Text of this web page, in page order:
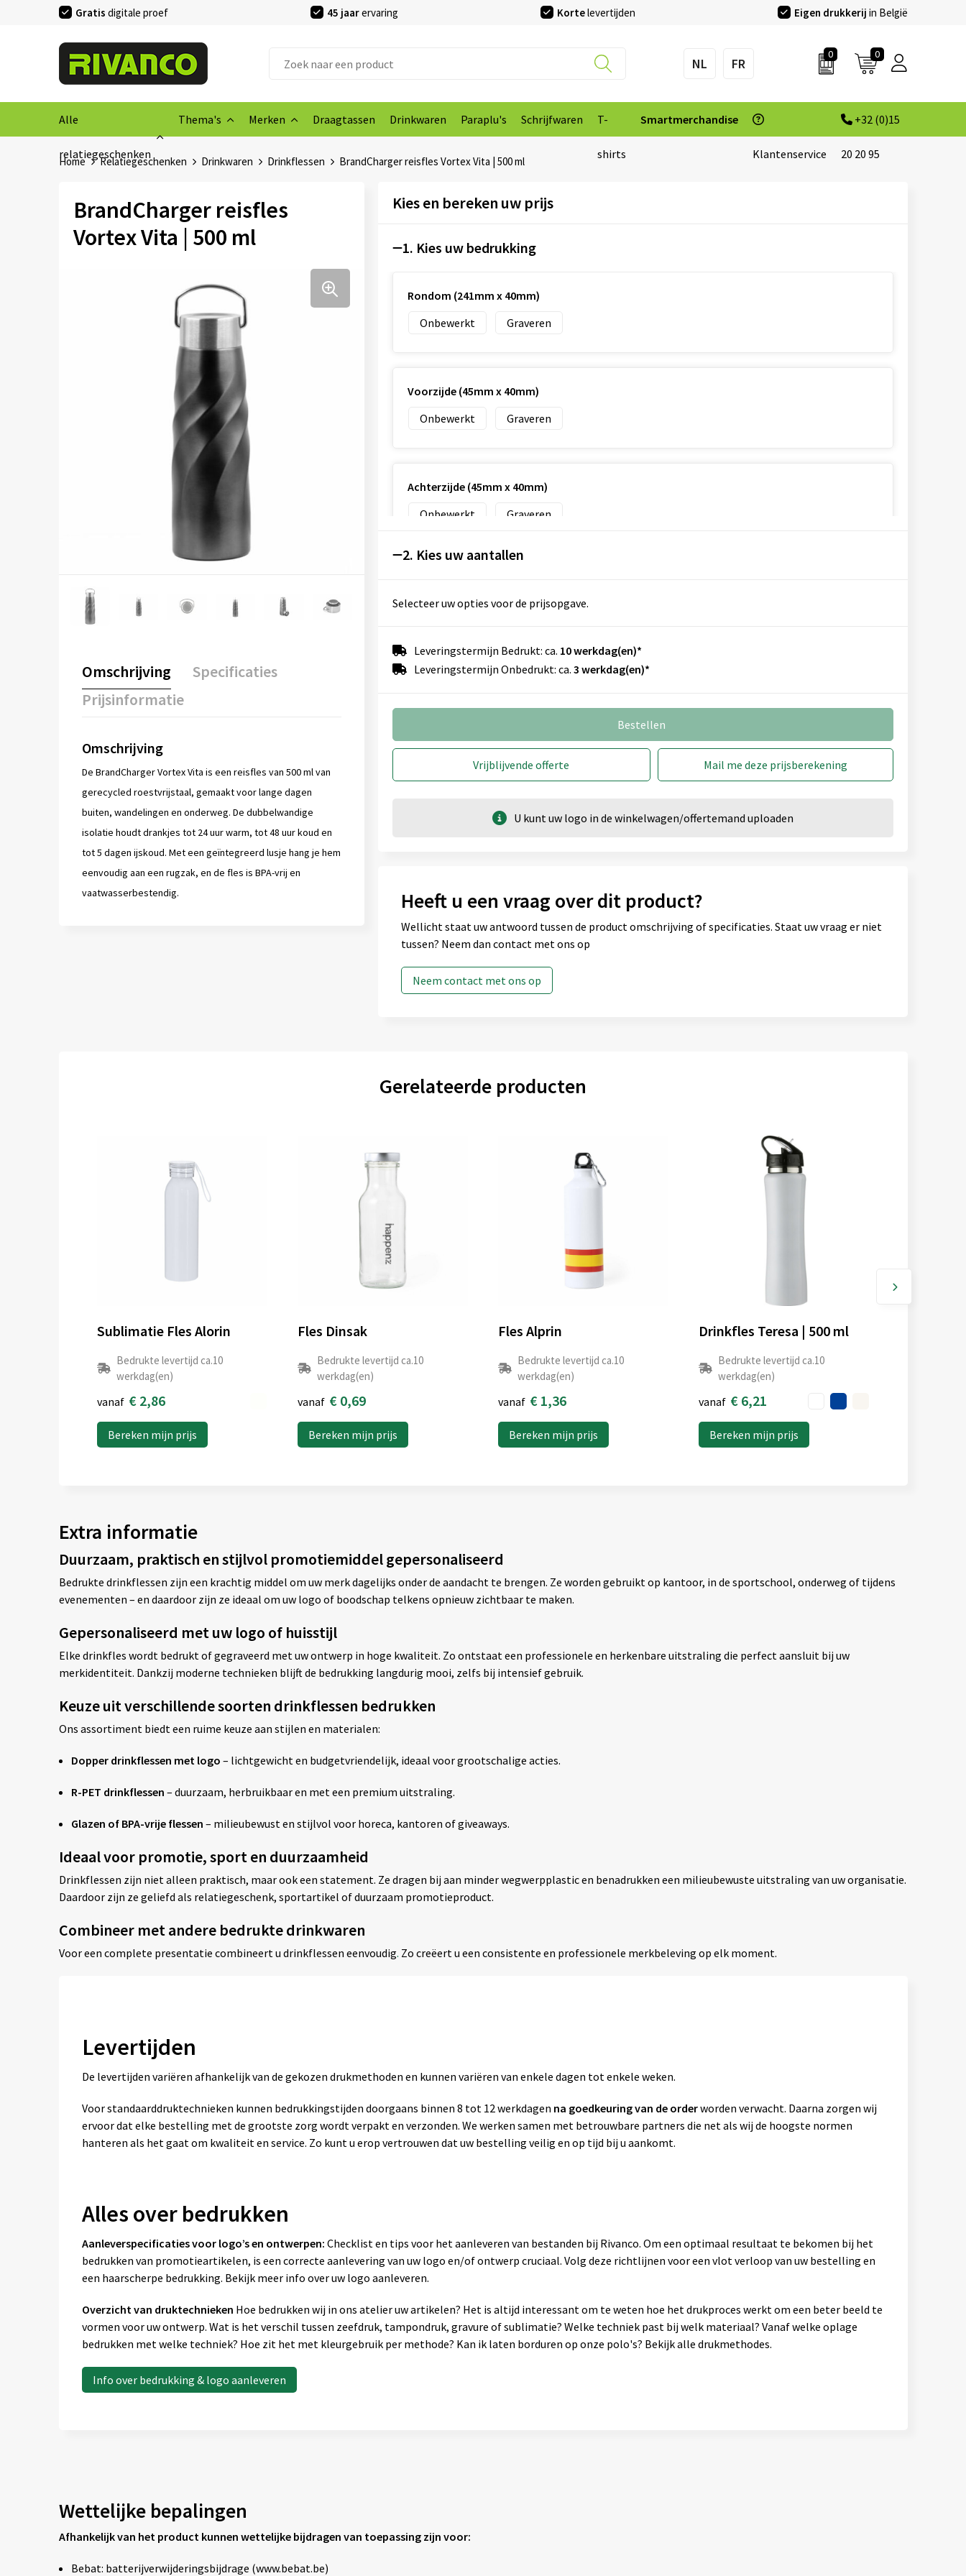
Gratis digitale proef 45 jaarervaring Kortelevertijden Eigen drukkerij in België
NL FR
0 0
Alle
relatiegeschenken
Thema's Merken Draagtassen Drinkwaren Paraplu's Schrijfwaren T-
shirts
Smartmerchandise
Klantenservice
+32 (0)15
20 20 95
Home Relatiegeschenken Drinkwaren Drinkflessen BrandCharger reisfles Vortex Vita | 500 ml
BrandCharger reisfles
Vortex Vita | 500 ml
Omschrijving
Specificaties
Prijsinformatie
Omschrijving
De BrandCharger Vortex Vita is een reisfles van 500 ml van
gerecycled roestvrijstaal, gemaakt voor lange dagen
buiten, wandelingen en onderweg. De dubbelwandige
isolatie houdt drankjes tot 24 uur warm, tot 48 uur koud en
tot 5 dagen ijskoud. Met een geïntegreerd lusje hang je hem
eenvoudig aan een rugzak, en de fles is BPA-vrij en
vaatwasserbestendig.
Kies en bereken uw prijs
1. Kies uw bedrukking
Rondom (241mm x 40mm)
Onbewerkt
Graveren
Voorzijde (45mm x 40mm)
Onbewerkt
Graveren
Achterzijde (45mm x 40mm)
Onbewerkt
Graveren
Onbewerkt
Graveren
Op deksel (⌀ 30 mm)
Onbewerkt
Graveren
Achterzijde (25mm x 40mm)
2. Kies uw aantallen
Selecteer uw opties voor de prijsopgave.
Leveringstermijn Bedrukt: ca. 10 werkdag(en)*
Leveringstermijn Onbedrukt: ca. 3 werkdag(en)*
Bestellen
Vrijblijvende offerte Mail me deze prijsberekening
U kunt uw logo in de winkelwagen/offertemand uploaden
Heeft u een vraag over dit product?
Wellicht staat uw antwoord tussen de product omschrijving of specificaties. Staat uw vraag er niet
tussen? Neem dan contact met ons op
Neem contact met ons op
Gerelateerde producten
Sublimatie Fles Alorin
Bedrukte levertijd ca.10
werkdag(en)
vanaf € 2,86
Bereken mijn prijs
Fles Dinsak
Bedrukte levertijd ca.10
werkdag(en)
vanaf € 0,69
Bereken mijn prijs
Fles Alprin
Bedrukte levertijd ca.10
werkdag(en)
vanaf € 1,36
Bereken mijn prijs
Drinkfles Teresa | 500 ml
Bedrukte levertijd ca.10
werkdag(en)
vanaf € 6,21
Bereken mijn prijs
Extra informatie
Duurzaam, praktisch en stijlvol promotiemiddel gepersonaliseerd
Bedrukte drinkflessen zijn een krachtig middel om uw merk dagelijks onder de aandacht te brengen. Ze worden gebruikt op kantoor, in de sportschool, onderweg of tijdens
evenementen – en daardoor zijn ze ideaal om uw logo of boodschap telkens opnieuw zichtbaar te maken.
Gepersonaliseerd met uw logo of huisstijl
Elke drinkfles wordt bedrukt of gegraveerd met uw ontwerp in hoge kwaliteit. Zo ontstaat een professionele en herkenbare uitstraling die perfect aansluit bij uw
merkidentiteit. Dankzij moderne technieken blijft de bedrukking langdurig mooi, zelfs bij intensief gebruik.
Keuze uit verschillende soorten drinkflessen bedrukken
Ons assortiment biedt een ruime keuze aan stijlen en materialen:
Dopper drinkflessen met logo – lichtgewicht en budgetvriendelijk, ideaal voor grootschalige acties.
R-PET drinkflessen – duurzaam, herbruikbaar en met een premium uitstraling.
Glazen of BPA-vrije flessen – milieubewust en stijlvol voor horeca, kantoren of giveaways.
Ideaal voor promotie, sport en duurzaamheid
Drinkflessen zijn niet alleen praktisch, maar ook een statement. Ze dragen bij aan minder wegwerpplastic en benadrukken een milieubewuste uitstraling van uw organisatie.
Daardoor zijn ze geliefd als relatiegeschenk, sportartikel of duurzaam promotieproduct.
Combineer met andere bedrukte drinkwaren
Voor een complete presentatie combineert u drinkflessen eenvoudig. Zo creëert u een consistente en professionele merkbeleving op elk moment.
Levertijden
De levertijden variëren afhankelijk van de gekozen drukmethoden en kunnen variëren van enkele dagen tot enkele weken.
Voor standaarddruktechnieken kunnen bedrukkingstijden doorgaans binnen 8 tot 12 werkdagen na goedkeuring van de orderworden verwacht. Daarna zorgen wij
ervoor dat elke bestelling met de grootste zorg wordt verpakt en verzonden. We werken samen met betrouwbare partners die net als wij de hoogste normen
hanteren als het gaat om kwaliteit en service. Zo kunt u erop vertrouwen dat uw bestelling veilig en op tijd bij u aankomt.
Alles over bedrukken
Aanleverspecificaties voor logo’s en ontwerpen: Checklist en tips voor het aanleveren van bestanden bij Rivanco. Om een optimaal resultaat te bekomen bij het
bedrukken van promotieartikelen, is een correcte aanlevering van uw logo en/of ontwerp cruciaal. Volg deze richtlijnen voor een vlot verloop van uw bestelling en
een haarscherpe bedrukking. Bekijk meer info over uw logo aanleveren.
Overzicht van druktechnieken Hoe bedrukken wij in ons atelier uw artikelen? Het is altijd interessant om te weten hoe het drukproces werkt om een beter beeld te
vormen voor uw ontwerp. Wat is het verschil tussen zeefdruk, tampondruk, gravure of sublimatie? Welke techniek past bij welk materiaal? Vanaf welke oplage
bedrukken met welke techniek? Hoe zit het met kleurgebruik per methode? Kan ik laten borduren op onze polo's? Bekijk alle drukmethodes.
Info over bedrukking & logo aanleveren
Wettelijke bepalingen
Afhankelijk van het product kunnen wettelijke bijdragen van toepassing zijn voor:
Bebat: batterijverwijderingsbijdrage (www.bebat.be)